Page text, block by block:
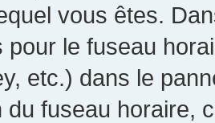
vous êtes.
pour le fuseau
etc.) dans le
du fuseau horaire,